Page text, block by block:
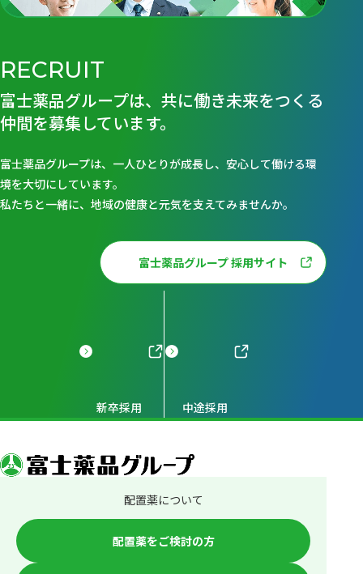
RECRUIT
富士薬品グループは、共に働き未来をつくる
仲間を募集しています。
富士薬品グループは、一人ひとりが成長し、安心して働ける環
境を大切にしています。
私たちと一緒に、地域の健康と元気を支えてみませんか。
富士薬品グループ 採用サイト
新卒採用 中途採用
配置薬について
配置薬をご検討の方